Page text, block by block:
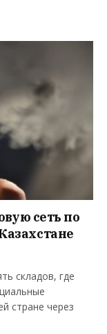
сеть по
складов, где
стране через